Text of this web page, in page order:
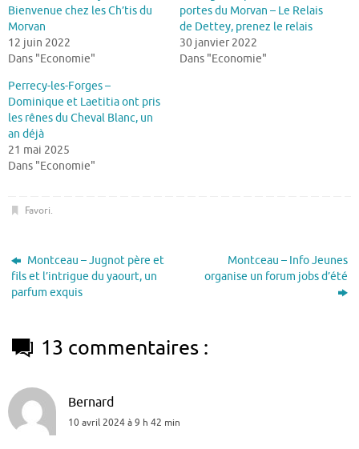
Bienvenue chez les Ch’tis du
Morvan
12 juin 2022
Dans "Economie"
portes du Morvan – Le Relais
de Dettey, prenez le relais
30 janvier 2022
Dans "Economie"
Perrecy-les-Forges –
Dominique et Laetitia ont pris
les rênes du Cheval Blanc, un
an déjà
21 mai 2025
Dans "Economie"
Favori.
Montceau – Jugnot père et
fils et l’intrigue du yaourt, un
parfum exquis
Montceau – Info Jeunes
organise un forum jobs d’été
13 commentaires :
Bernard
10 avril 2024 à 9 h 42 min